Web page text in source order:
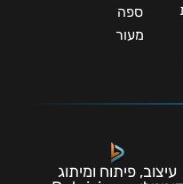
ספה
מעור
עיצוב, פיתוח ומיתוג